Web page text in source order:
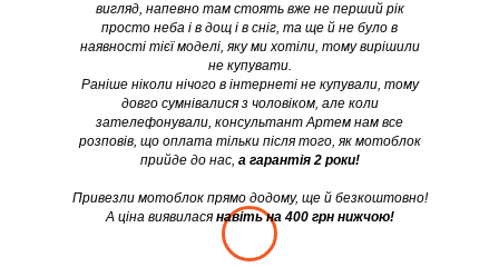
вигляд, напевно там стоять вже не перший рік
просто неба і в дощ і в сніг, та ще й не було в
наявності тієї моделі, яку ми хотіли, тому вирішили
не купувати.
Раніше ніколи нічого в інтернеті не купували, тому
довго сумнівалися з чоловіком, але коли
зателефонували, консультант Артем нам все
розповів, що оплата тільки після того, як мотоблок
прийде до нас, а гарантія 2 роки!
Привезли мотоблок прямо додому, ще й безкоштовно!
А ціна виявилася навіть на 400 грн нижчою!